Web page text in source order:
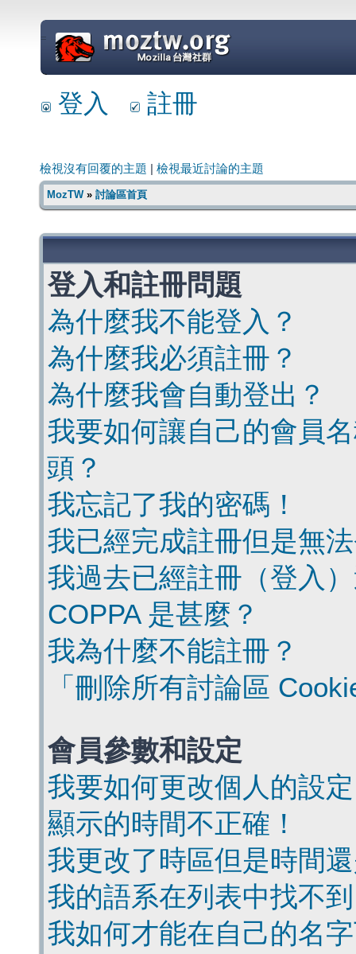
=
登入 註冊
檢視沒有回覆的主題 檢視最近討論的主題
MozTW» 討論區首頁
登入和註冊問題
為什麼我不能登入？
為什麼我必須註冊？
為什麼我會自動登出？
我要如何讓自己的會員
頭？
我忘記了我的密碼！
我已經完成註冊但是無
我過去已經註冊（登入
COPPA 是甚麼？
我為什麼不能註冊？
「刪除所有討論區
會員參數和設定
我要如何更改個人的設
顯示的時間不正確！
我更改了時區但是時間
我的語系在列表中找不
我如何才能在自己的名